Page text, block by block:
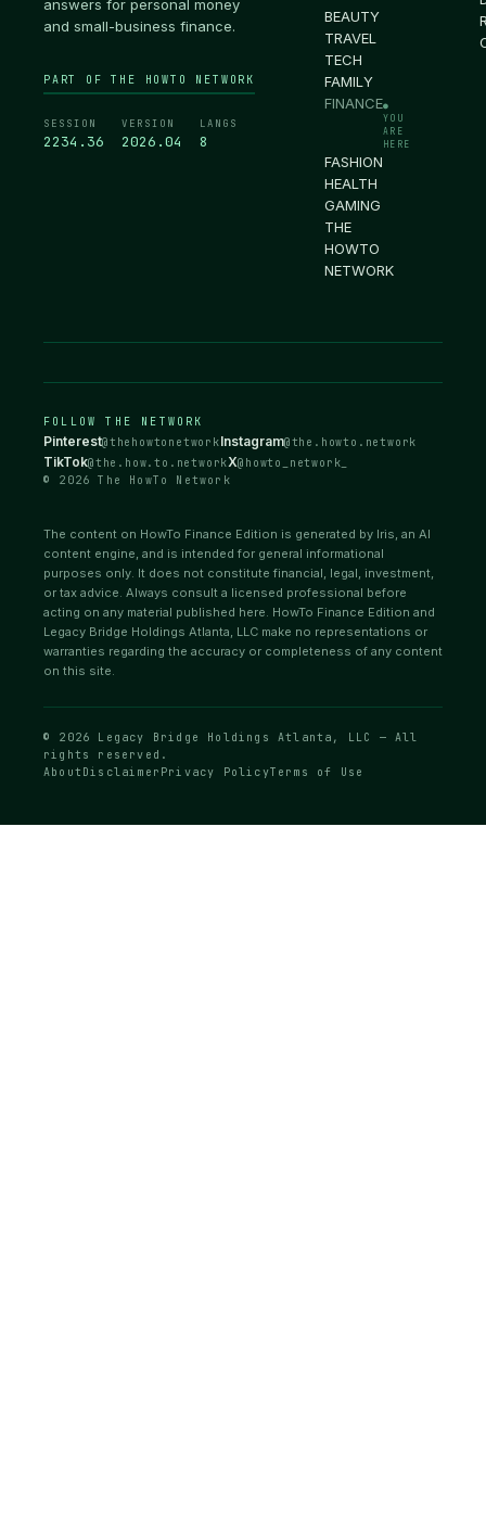
answers for personal money
and small-business finance.
PART OF THE HOWTO NETWORK
SESSION
2234.37
VERSION
2026.04
LANGS
8
BEAUTY
TRAVEL
TECH
FAMILY
FINANCE●
YOU
ARE
HERE
FASHION
HEALTH
GAMING
THE
HOWTO
NETWORK
FOLLOW THE NETWORK
Pinterest@thehowtonetworkInstagram@the.howto.network
TikTok@the.how.to.networkX@howto_network_
© 2026 The HowTo Network
The content on HowTo Finance Edition is generated by Iris, an AI
content engine, and is intended for general informational
purposes only. It does not constitute financial, legal, investment,
or tax advice. Always consult a licensed professional before
acting on any material published here. HowTo Finance Edition and
Legacy Bridge Holdings Atlanta, LLC make no representations or
warranties regarding the accuracy or completeness of any content
on this site.
© 2026 Legacy Bridge Holdings Atlanta, LLC — All
rights reserved.
About Disclaimer Privacy PolicyTerms of Use